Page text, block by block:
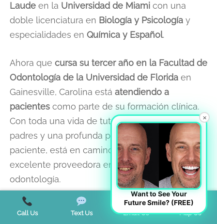
Laude en la Universidad de Miami con una
doble licenciatura en Biología y Psicología y
especialidades en Química y Español.
Ahora que cursa su tercer año en la Facultad de
Odontología de la Universidad de Florida en
Gainesville, Carolina está atendiendo a
pacientes como parte de su formación clínica.
Con toda una vida de tutoría por parte de sus
padres y una profunda pasión por la atención al
paciente, está en camino de convertirse en una
excelente proveedora en el campo de la
odontología.
Carolina está deseando
unirse oficialmente al
Call Us Text Us Email Us Map Us
×
Want to See Your
Future Smile? (FREE)